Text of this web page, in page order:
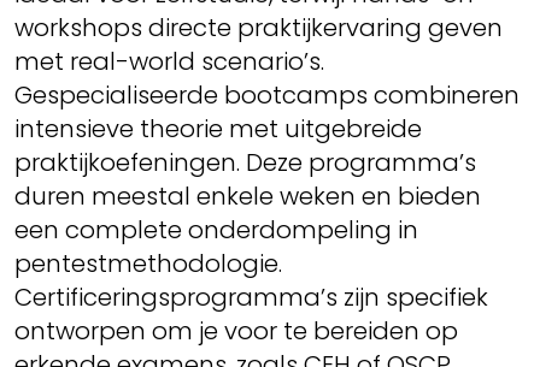
workshops directe praktijkervaring geven
met real-world scenario’s.
Gespecialiseerde bootcamps combineren
intensieve theorie met uitgebreide
praktijkoefeningen. Deze programma’s
duren meestal enkele weken en bieden
een complete onderdompeling in
pentestmethodologie.
Certificeringsprogramma’s zijn specifiek
ontworpen om je voor te bereiden op